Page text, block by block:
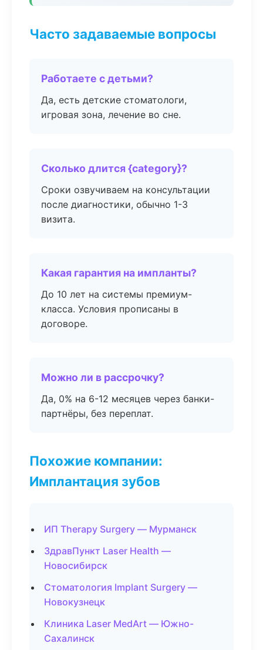
Часто задаваемые вопросы
Работаете с детьми?
Да, есть детские стоматологи,
игровая зона, лечение во сне.
Сколько длится {category}?
Сроки озвучиваем на консультации
после диагностики, обычно 1-3
визита.
Какая гарантия на импланты?
До 10 лет на системы премиум-
класса. Условия прописаны в
договоре.
Можно ли в рассрочку?
Да, 0% на 6-12 месяцев через банки-
партнёры, без переплат.
Похожие компании:
Имплантация зубов
ИП Therapy Surgery — Мурманск
ЗдравПункт Laser Health —
Новосибирск
Стоматология Implant Surgery —
Новокузнецк
Клиника Laser MedArt — Южно-
Сахалинск